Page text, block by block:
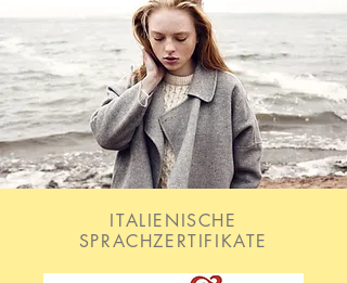
ITALIENISCHE
SPRACHZERTIFIKATE